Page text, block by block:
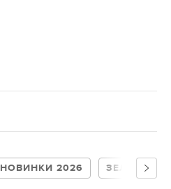
НОВИНКИ 2026 ЗЕЛЕНЫЕ